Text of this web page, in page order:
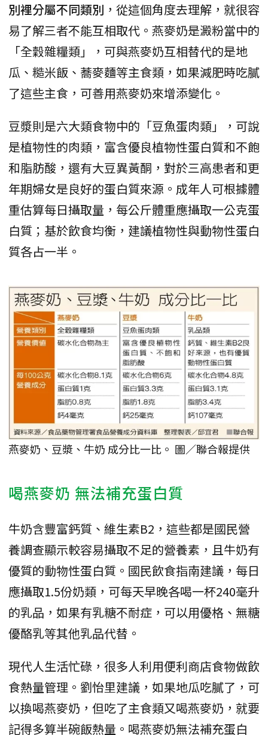
別裡分屬不同類別 ，從這個角度去理解，就很容
易了解三者不能互相取代。燕麥奶是澱粉當中的
「全穀雜糧類」，可與燕麥奶互相替代的是地
瓜、糙米飯、蕎麥麵等主食類，如果減肥時吃膩
了這些主食，可善用燕麥奶來增添變化。
豆漿則是六大類食物中的「豆魚蛋肉類」，可說
是植物性的肉類，富含優良植物性蛋白質和不飽
和脂肪酸，還有大豆異黃酮，對於三高患者和更
年期婦女是良好的蛋白質來源。成年人可根據體
重估算每日攝取量，每公斤體重應攝取一公克蛋
白質；基於飲食均衡，建議植物性與動物性蛋白
質各占一半。
燕麥奶、豆漿、牛奶 成分比一比。 圖／聯合報提供
喝燕麥奶 無法補充蛋白質
牛奶含豐富鈣質、維生素B2，這些都是國民營
養調查顯示較容易攝取不足的營養素，且牛奶有
優質的動物性蛋白質。國民飲食指南建議，每日
應攝取1.5份奶類，可每天早晚各喝一杯240毫升
的乳品，如果有乳糖不耐症，可以用優格、無糖
優酪乳等其他乳品代替。
現代人生活忙碌，很多人利用便利商店食物做飲
食熱量管理。劉怡里建議，如果地瓜吃膩了，可
以換喝燕麥奶，但吃了主食類又喝燕麥奶，就要
記得多算半碗飯熱量。喝燕麥奶無法補充蛋白